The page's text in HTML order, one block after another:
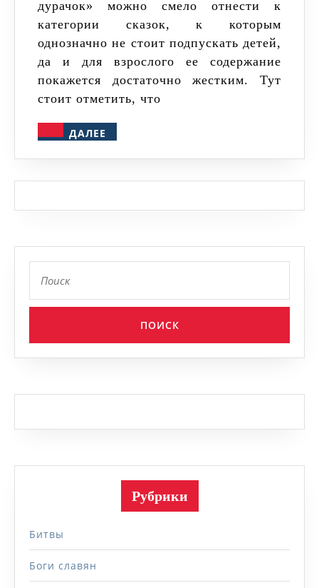
«Иванушка-
дурачок»
дурачок» можно смело отнести к
категории сказок, к которым
однозначно не стоит подпускать детей,
да и для взрослого ее содержание
покажется достаточно жестким. Тут
стоит отметить, что
ДАЛЕЕ
Рубрики
Битвы
Боги славян